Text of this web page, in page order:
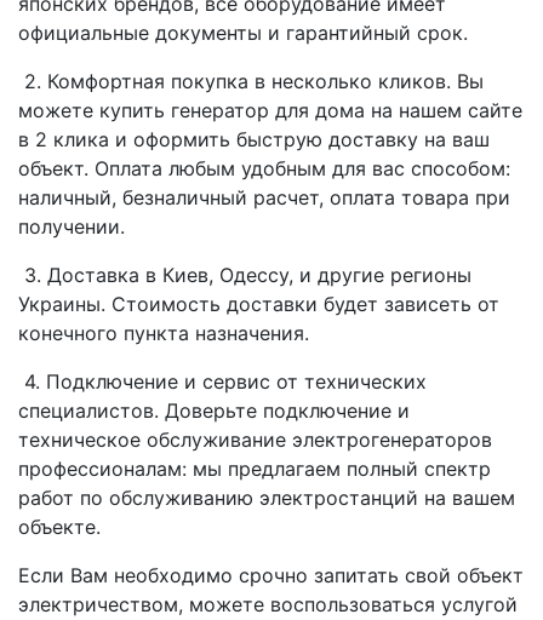
официальные документы и гарантийный срок.
2. Комфортная покупка в несколько кликов. Вы
можете купить генератор для дома на нашем сайте
в 2 клика и оформить быструю доставку на ваш
объект. Оплата любым удобным для вас способом:
наличный, безналичный расчет, оплата товара при
получении.
3. Доставка в Киев, Одессу, и другие регионы
Украины. Стоимость доставки будет зависеть от
конечного пункта назначения.
4. Подключение и сервис от технических
специалистов. Доверьте подключение и
техническое обслуживание электрогенераторов
профессионалам: мы предлагаем полный спектр
работ по обслуживанию электростанций на вашем
объекте.
Если Вам необходимо срочно запитать свой объект
электричеством, можете воспользоваться услугой